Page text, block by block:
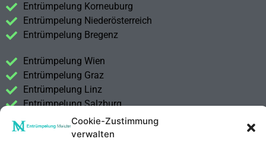
Cookie-Zustimmung
verwalten
Entrümpelung Korneuburg
Entrümpelung Niederösterreich
Entrümpelung Bregenz
Entrümpelung Wien
Entrümpelung Graz
Entrümpelung Linz
Entrümpelung Salzburg
Entrümpelung Vorarlberg
Entrümpelung Steiermark